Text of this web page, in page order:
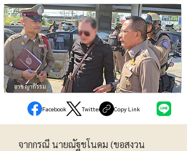
อาชญากรรม
Facebook Twitter Copy Link
จากกรณี นายณัฐชโนดม (ขอสงวน